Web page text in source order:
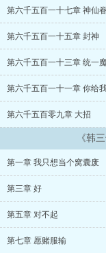
第六千五百一十七章 神仙
第六千五百一十五章 封神
第六千五百一十三章 统一
第六千五百一十一章 你给
第六千五百零九章 大招
《韩
第一章 我只想当个窝囊废
第三章 好
第五章 对不起
第七章 愿赌服输